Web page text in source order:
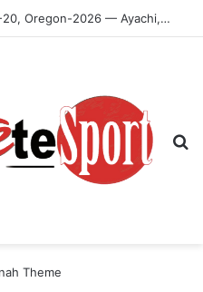
Championnats du monde U-20, Oregon-2026 — Ayachi, Dissa, Touahria et Ghezali en finale